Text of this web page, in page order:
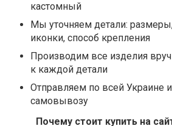
кастомный
Мы уточняем детали:
иконки, способ крепления
Производим все изделия
к каждой детали
Отправляем по всей Украине
самовывозу
Почему стоит купить на